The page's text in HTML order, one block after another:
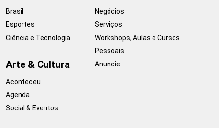
Brasil
Esportes
Ciência e Tecnologia
Arte & Cultura
Aconteceu
Agenda
Social & Eventos
Negócios
Serviços
Workshops, Aulas e Cursos
Pessoais
Anuncie